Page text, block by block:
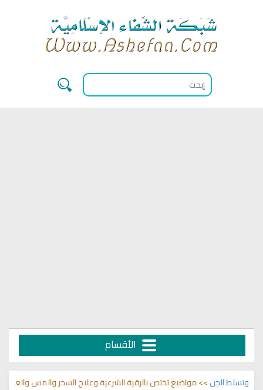
الأقسام
الجن>> مواضيع تختص بالرقية الشرعية وعلاج السحر والمس والعين 🌾